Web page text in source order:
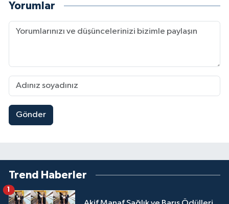
Yorumlar
Gönder
Trend Haberler
1